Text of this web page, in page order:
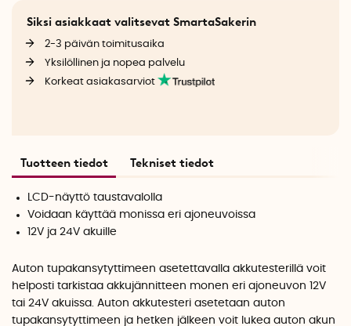
Siksi asiakkaat valitsevat SmartaSakerin
2-3 päivän toimitusaika
Yksilöllinen ja nopea palvelu
Korkeat asiakasarviot
Tuotteen tiedot Tekniset tiedot
LCD-näyttö taustavalolla
Voidaan käyttää monissa eri ajoneuvoissa
12V ja 24V akuille
Auton tupakansytyttimeen asetettavalla akkutesterillä voit
helposti tarkistaa akkujännitteen monen eri ajoneuvon 12V
tai 24V akuissa. Auton akkutesteri asetetaan auton
tupakansytyttimeen ja hetken jälkeen voit lukea auton akun